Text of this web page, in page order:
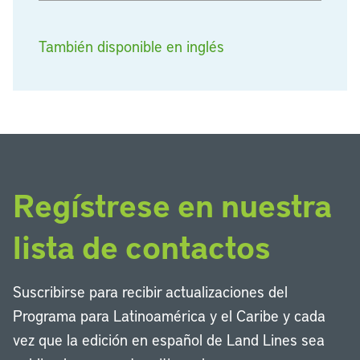
También disponible en inglés
Regístrese en nuestra
lista de contactos
Suscribirse para recibir actualizaciones del
Programa para Latinoamérica y el Caribe y cada
vez que la edición en español de Land Lines sea